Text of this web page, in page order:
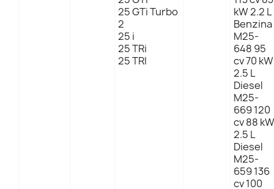
25 GTi Turbo
2
25 i
25 TRi
25 TRI
kW 2.2 L
Benzina
M25-
648 95
cv 70 kW
2.5 L
Diesel
M25-
669 120
cv 88 kW
2.5 L
Diesel
M25-
659 136
cv 100